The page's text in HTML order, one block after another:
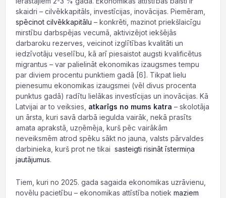
skaidri – cilvēkkapitāls, investīcijas, inovācijas. Piemēram,
spēcinot cilvēkkapitālu – konkrēti, mazinot priekšlaicīgu
mirstību darbspējas vecumā, aktivizējot iekšējās
darbaroku rezerves, veicinot izglītības kvalitāti un
iedzīvotāju veselību, kā arī piesaistot augsti kvalificētus
migrantus – var palielināt ekonomikas izaugsmes tempu
par diviem procentu punktiem gadā [6]. Tikpat lielu
pienesumu ekonomikas izaugsmei (vēl divus procenta
punktus gadā) radītu lielākas investīcijas un inovācijas. Kā
Latvijai ar to veiksies, atkarīgs no mums katra – skolotāja
un ārsta, kuri savā darbā iegulda vairāk, nekā prasīts
amata aprakstā, uzņēmēja, kurš pēc vairākām
neveiksmēm atrod spēku sākt no jauna, valsts pārvaldes
darbinieka, kurš prot ne tikai sasteigti risināt īstermiņa
jautājumus.
Tiem, kuri no 2025. gada sagaida ekonomikas uzrāvienu,
novēlu pacietību – ekonomikas attīstība notiek maziem